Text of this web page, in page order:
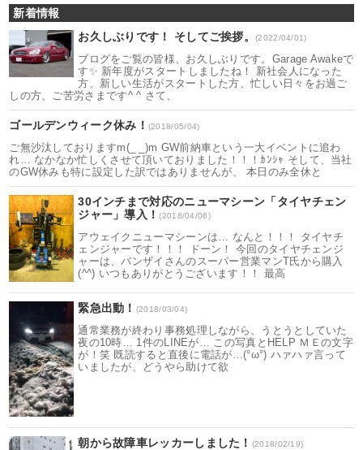
新着情報
お久しぶりです！ そしてご挨拶。(2022/04/01)
ブログをご覧の皆様、お久しぶりです。Garage Awakeで
す✨ 新年度がスタートしましたね！ 新社会人になった
方、新しい生活がスタートした方、忙しい日々をお過ご
しの方、ご苦労さまです^ ^ さて、
ゴールデンウィーク休み！ (2018/05/04)
ご無沙汰しておりますm(_ _)m GW前納車という一大イベントに追わ
れ… なかなか忙しくさせて頂いておりました！！！ｶﾝｼｬ そして、当社
のGW休みも特に設定した訳ではありませんが、 本日のみ全休と
30インチまで対応のニューマシーン「タイヤチェン
ジャー」導入！(2018/04/06)
アウェイクニューマシーンは… なんと！！！ タイヤチ
ェンジャーです！！！ ドーン！ 今回のタイヤチェンジ
ャーは、バンザイさんのスーパー営業マンT氏から購入
(^^) いつもありがとうございます！！ 最高
緊急出動！ (2018/03/04)
通常業務が終わり事務処理しながら、うとうとしていた
夜の10時… 1件のLINEが… この写真とHELP ＭＥの文字
が！笑 既読すると直後に電話が…(°ω°) ハァハァ言って
いましたが、どうやら助けて欲
朝から故障車レッカーしました！ (2018/02/19)